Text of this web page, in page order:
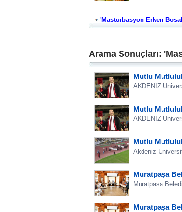
'Masturbasyon Erken
Arama Sonuçları:
Mutlu
AKDENIZ
Mutlu
AKDENIZ
Mutlu
Akdeniz
Muratpaşa
Muratpasa
Muratpaşa